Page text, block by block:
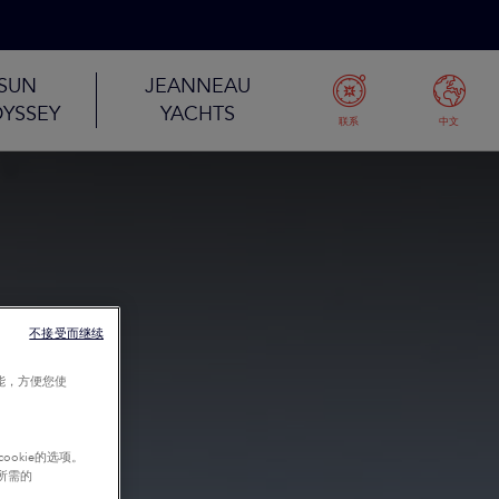
JEANNEAU
YACHTS
联系 中文
，方便您使
的选项。
需的
不接受而继续